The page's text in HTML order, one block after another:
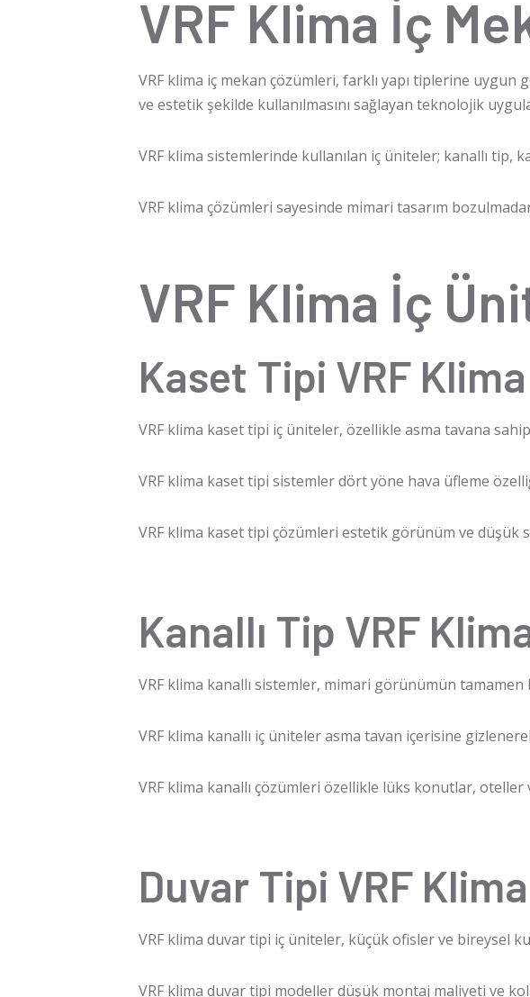
VRF Klima İç
VRF klima iç mekan çözümleri, farklı yapı tiplerine
ve estetik şekilde kullanılmasını sağlayan teknolojik
VRF klima sistemlerinde kullanılan iç üniteler; kanallı tip,
VRF klima çözümleri sayesinde mimari tasarım
VRF Klima İç
Kaset Tipi VRF
VRF klima kaset tipi iç üniteler, özellikle asma tavana
VRF klima kaset tipi sistemler dört yöne hava üfleme
VRF klima kaset tipi çözümleri estetik görünüm ve düşük
Kanallı Tip VRF
VRF klima kanallı sistemler, mimari görünümün
VRF klima kanallı iç üniteler asma tavan içerisine
VRF klima kanallı çözümleri özellikle lüks konutlar,
Duvar Tipi VRF
VRF klima duvar tipi iç üniteler, küçük ofisler ve bireysel
VRF klima duvar tipi modeller düşük montaj maliyeti ve